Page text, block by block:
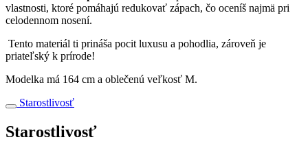
vlastnosti, ktoré pomáhajú redukovať zápach, čo oceníš najmä pri
celodennom nosení.
Tento materiál ti prináša pocit luxusu a pohodlia, zároveň je
priateľský k prírode!
Modelka má 164 cm a oblečenú veľkosť M.
Starostlivosť
Starostlivosť